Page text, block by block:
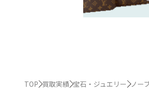
TOP 買取実績 宝石・ジュエリー ノー